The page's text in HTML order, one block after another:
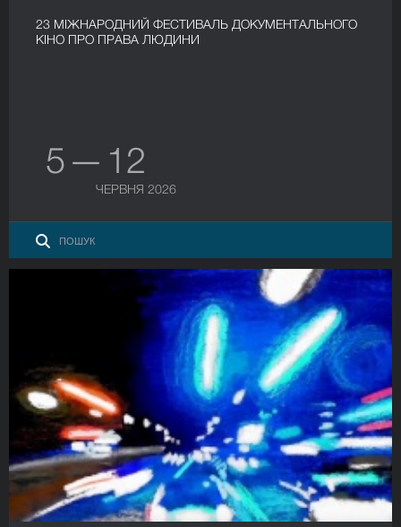
23 МІЖНАРОДНИЙ ФЕСТИВАЛЬ ДОКУМЕНТАЛЬНОГО
КІНО ПРО ПРАВА ЛЮДИНИ
5 — 12
ЧЕРВНЯ 2026